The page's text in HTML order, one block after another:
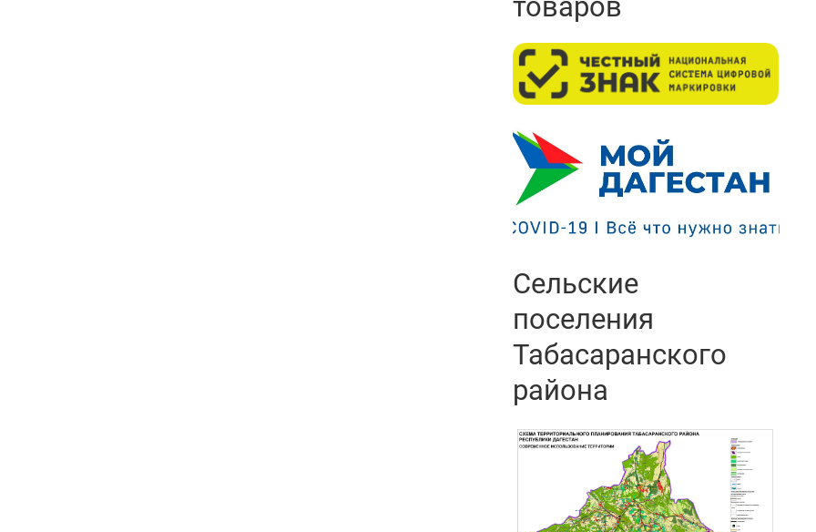
товаров
Сельские
поселения
Табасаранского
района